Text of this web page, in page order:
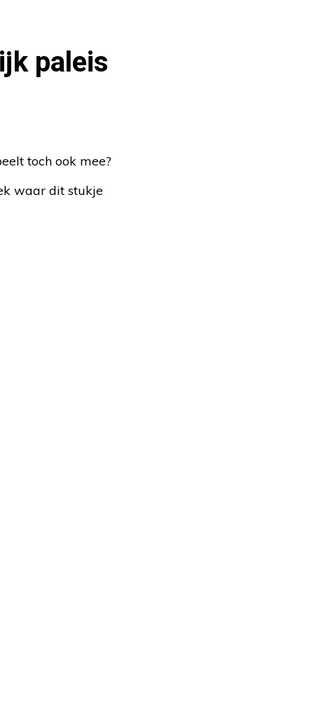
paleis
toch ook mee?
waar dit stukje